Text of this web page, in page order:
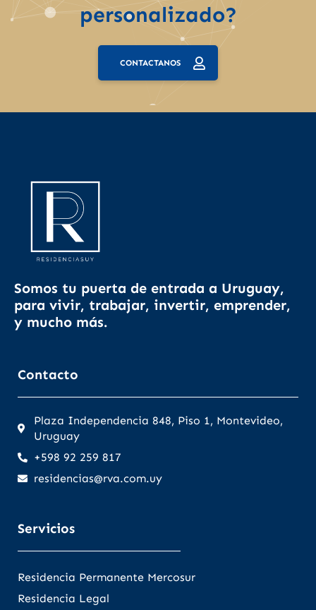
personalizado?
CONTACTANOS
Somos tu puerta de entrada a Uruguay,
para vivir, trabajar, invertir, emprender,
y mucho más.
Contacto
Plaza Independencia 848, Piso 1, Montevideo,
Uruguay
+598 92 259 817
residencias@rva.com.uy
Servicios
Residencia Permanente Mercosur
Residencia Legal